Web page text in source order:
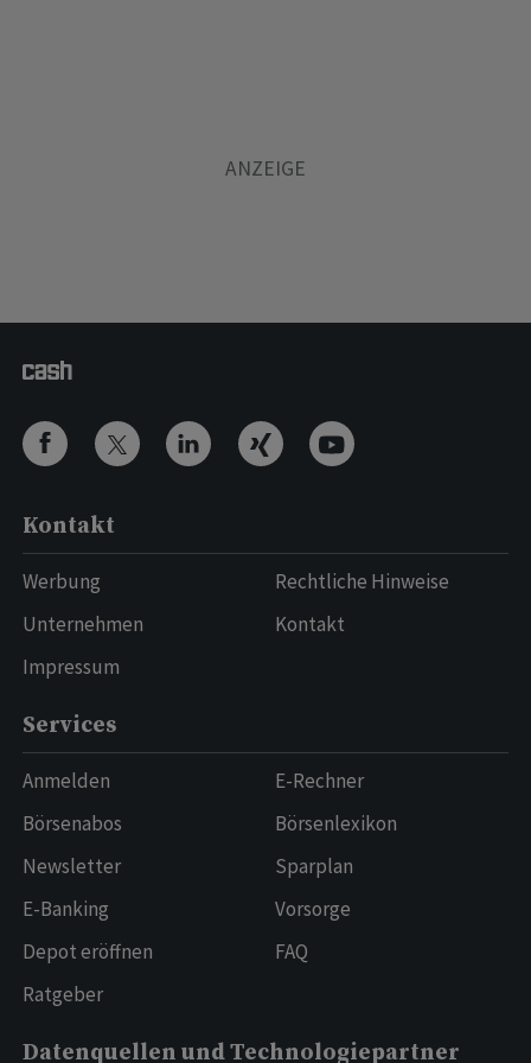
Kontakt
Werbung
Unternehmen
Impressum
Rechtliche Hinweise
Kontakt
Services
Anmelden
Börsenabos
Newsletter
E-Banking
Depot eröffnen
Ratgeber
E-Rechner
Börsenlexikon
Sparplan
Vorsorge
FAQ
Datenquellen und Technologiepartner